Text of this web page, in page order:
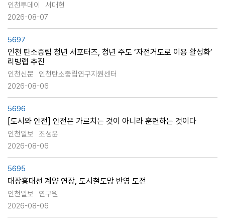
인천투데이
서대현
2026-08-07
5697
인천 탄소중립 청년 서포터즈, 청년 주도 ‘자전거도로 이용 활성화’
리빙랩 추진
인천신문
인천탄소중립연구지원센터
2026-08-06
5696
[도시와 안전] 안전은 가르치는 것이 아니라 훈련하는 것이다
인천일보
조성윤
2026-08-06
5695
대장홍대선 계양 연장, 도시철도망 반영 도전
인천일보
연구원
2026-08-06